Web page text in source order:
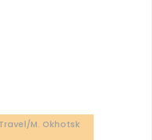
M. Okhotsk